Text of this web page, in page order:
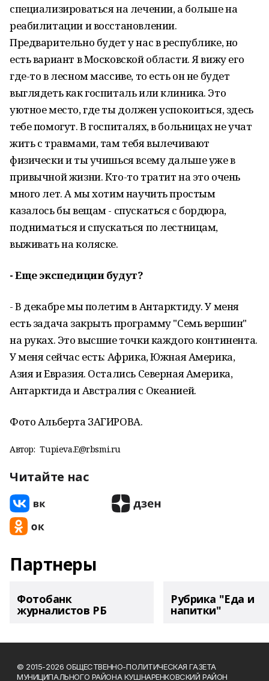
специализироваться на лечении, а больше на
реабилитации и восстановлении.
Предварительно будет у нас в республике, но
есть вариант в Московской области. Я вижу его
где-то в лесном массиве, то есть он не будет
выглядеть как госпиталь или клиника. Это
уютное место, где ты должен успокоиться, здесь
тебе помогут. В госпиталях, в больницах не учат
жить с травмами, там тебя вылечивают
физически и ты учишься всему дальше уже в
привычной жизни. Кто-то тратит на это очень
много лет. А мы хотим научить простым
казалось бы вещам - спускаться с бордюра,
подниматься и спускаться по лестницам,
выживать на коляске.
- Еще экспедиции будут?
- В декабре мы полетим в Антарктиду. У меня
есть задача закрыть программу "Семь вершин"
на руках. Это высшие точки каждого континента.
У меня сейчас есть: Африка, Южная Америка,
Азия и Евразия. Остались Северная Америка,
Антарктида и Австралия с Океанией.
Фото Альберта ЗАГИРОВА.
Автор: Tupieva.E@rbsmi.ru
Читайте нас
Партнеры
Фотобанк
журналистов РБ
Рубрика "Еда и
напитки"
© 2015-2026 ОБЩЕСТВЕННО-ПОЛИТИЧЕСКАЯ ГАЗЕТА
МУНИЦИПАЛЬНОГО РАЙОНА КУШНАРЕНКОВСКИЙ РАЙОН